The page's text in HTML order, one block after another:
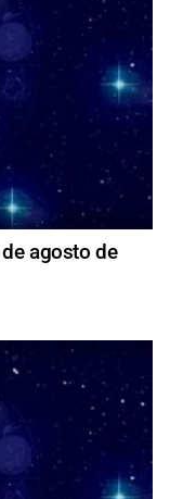
agosto de